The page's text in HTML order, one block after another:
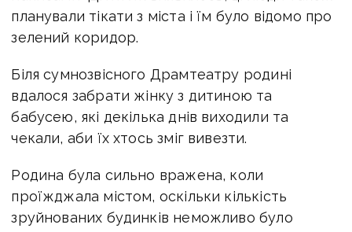
планували тікати з міста і їм було відомо про
зелений коридор.
Біля сумнозвісного Драмтеатру родині
вдалося забрати жінку з дитиною та
бабусею, які декілька днів виходили та
чекали, аби їх хтось зміг вивезти.
Родина була сильно вражена, коли
проїжджала містом, оскільки кількість
зруйнованих будинків неможливо було